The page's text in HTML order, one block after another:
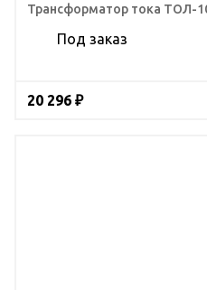
Трансформатор тока ТОЛ-
Под заказ
20 296 ₽